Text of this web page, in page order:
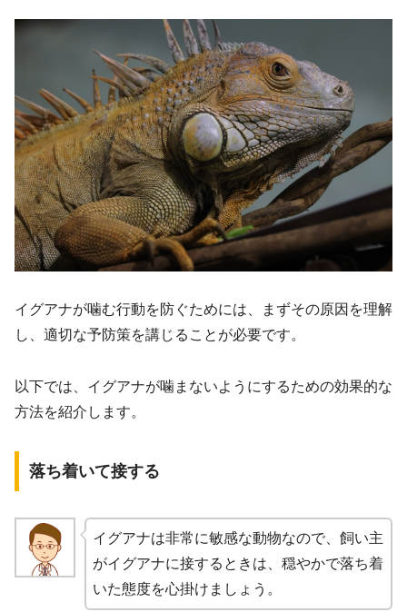
イグアナが噛む行動を防ぐためには、まずその原因を理解
し、適切な予防策を講じることが必要です。
以下では、イグアナが噛まないようにするための効果的な
方法を紹介します。
落ち着いて接する
イグアナは非常に敏感な動物なので、飼い主
がイグアナに接するときは、穏やかで落ち着
いた態度を心掛けましょう。